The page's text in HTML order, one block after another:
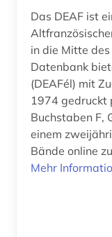
holocaust (1)
indochina (1)
Das DEAF ist
in die Mitte
Datenbank bietet
(DEAFél) mit
1974 gedruckt
Buchstaben F,
einem
Bände online
Mehr